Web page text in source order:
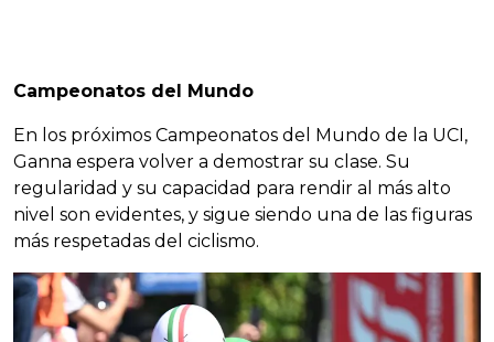
Campeonatos del Mundo
En los próximos Campeonatos del Mundo de la UCI,
Ganna espera volver a demostrar su clase. Su
regularidad y su capacidad para rendir al más alto
nivel son evidentes, y sigue siendo una de las figuras
más respetadas del ciclismo.